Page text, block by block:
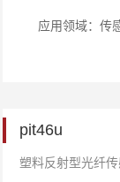
应用领域：传
pit46u
塑料反射型光纤